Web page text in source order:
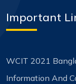
Important
WCIT 2021
Information And